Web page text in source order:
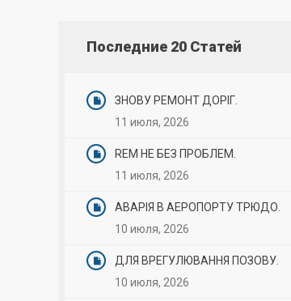
Последние 20 Статей
ЗНОВУ РЕМОНТ ДОРІГ.
11 июля, 2026
REM НЕ БЕЗ ПРОБЛЕМ.
11 июля, 2026
АВАРІЯ В АЕРОПОРТУ ТРЮДО.
10 июля, 2026
ДЛЯ ВРЕГУЛЮВАННЯ ПОЗОВУ.
10 июля, 2026